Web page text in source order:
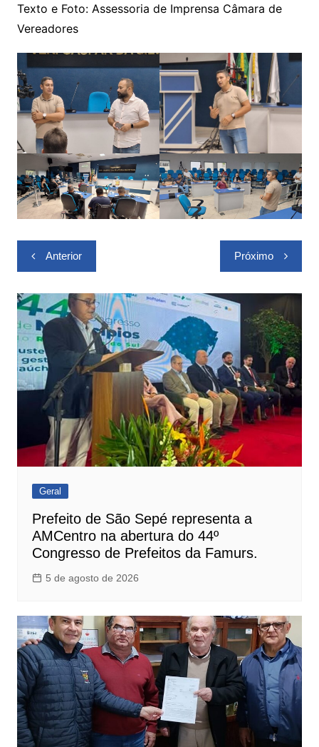
Texto e Foto: Assessoria de Imprensa Câmara de
Vereadores
Navegação
de
Post
Anterior Próximo
Geral
Prefeito de São Sepé representa a
AMCentro na abertura do 44º
Congresso de Prefeitos da Famurs.
5 de agosto de 2026